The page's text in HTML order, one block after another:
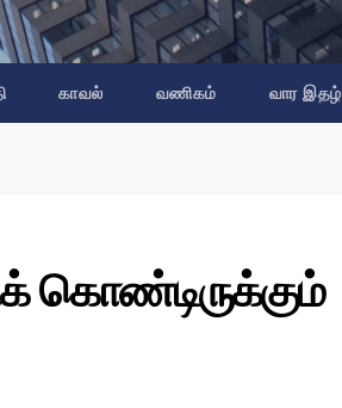
காவல் வணிகம் வார இதழ்
கொண்டிருக்கும்